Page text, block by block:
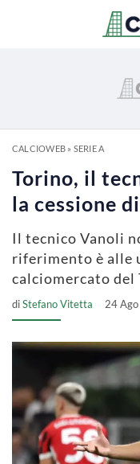
CALCIOWEB» SERIE A
Torino, il
la cessione
Il tecnico Vanoli
riferimento è alle
calciomercato del
diStefano Vitetta 24